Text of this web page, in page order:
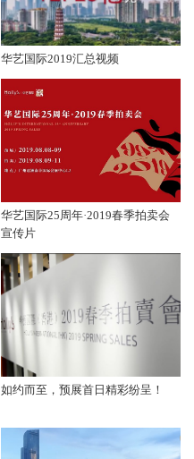
华艺国际2019汇总视频
华艺国际25周年·2019春季拍卖会
宣传片
如约而至，预展首日精彩纷呈！